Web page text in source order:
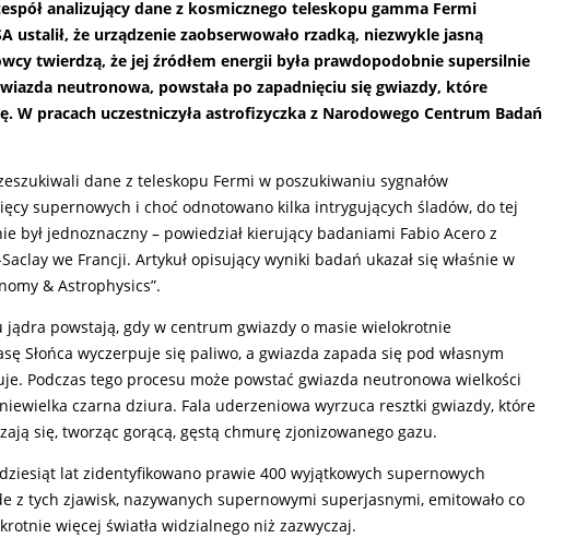
analizujący dane z kosmicznego teleskopu gamma Fermi
ustalił, że urządzenie zaobserwowało rzadką, niezwykle jasną
twierdzą, że jej źródłem energii była prawdopodobnie supersilnie
neutronowa, powstała po zapadnięciu się gwiazdy, które
W pracach uczestniczyła astrofizyczka z Narodowego Centrum Badań
dane z teleskopu Fermi w poszukiwaniu sygnałów
supernowych i choć odnotowano kilka intrygujących śladów, do tej
był jednoznaczny – powiedział kierujący badaniami Fabio Acero z
we Francji. Artykuł opisujący wyniki badań ukazał się właśnie w
& Astrophysics”.
jądra powstają, gdy w centrum gwiazdy o masie wielokrotnie
Słońca wyczerpuje się paliwo, a gwiazda zapada się pod własnym
Podczas tego procesu może powstać gwiazda neutronowa wielkości
czarna dziura. Fala uderzeniowa wyrzuca resztki gwiazdy, które
się, tworząc gorącą, gęstą chmurę zjonizowanego gazu.
lat zidentyfikowano prawie 400 wyjątkowych supernowych
z tych zjawisk, nazywanych supernowymi superjasnymi, emitowało co
więcej światła widzialnego niż zazwyczaj.